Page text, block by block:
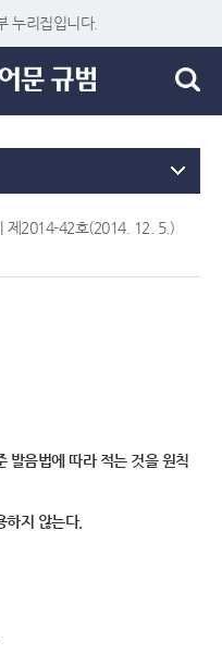
누리집입니다.
제2014-42호(2014. 12. 5.)
발음법에 따라 적는 것을 원칙
하지 않는다.